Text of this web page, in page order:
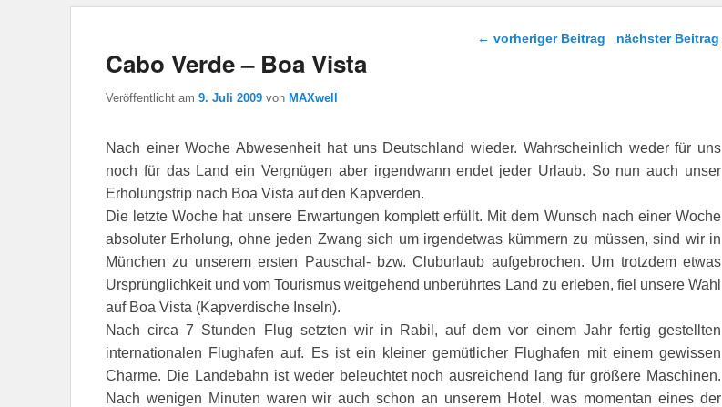
Beitragsnavigation
← vorheriger Beitrag nächster Beitrag
Cabo Verde – Boa Vista
Veröffentlicht am 9. Juli 2009 von MAXwell
Nach einer Woche Abwesenheit hat uns Deutschland wieder. Wahrscheinlich weder für uns
noch für das Land ein Vergnügen aber irgendwann endet jeder Urlaub. So nun auch unser
Erholungstrip nach Boa Vista auf den Kapverden.
Die letzte Woche hat unsere Erwartungen komplett erfüllt. Mit dem Wunsch nach einer Woche
absoluter Erholung, ohne jeden Zwang sich um irgendetwas kümmern zu müssen, sind wir in
München zu unserem ersten Pauschal- bzw. Cluburlaub aufgebrochen. Um trotzdem etwas
Ursprünglichkeit und vom Tourismus weitgehend unberührtes Land zu erleben, fiel unsere Wahl
auf Boa Vista (Kapverdische Inseln).
Nach circa 7 Stunden Flug setzten wir in Rabil, auf dem vor einem Jahr fertig gestellten
internationalen Flughafen auf. Es ist ein kleiner gemütlicher Flughafen mit einem gewissen
Charme. Die Landebahn ist weder beleuchtet noch ausreichend lang für größere Maschinen.
Nach wenigen Minuten waren wir auch schon an unserem Hotel, was momentan eines der